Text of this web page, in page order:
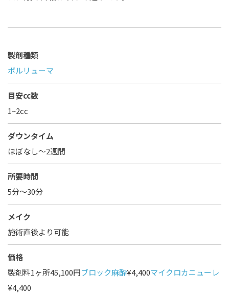
製剤種類
ボルリューマ
目安cc数
1~2cc
ダウンタイム
ほぼなし〜2週間
所要時間
5分～30分
メイク
施術直後より可能
価格
製剤料1ヶ所45,100円ブロック麻酔¥4,400マイクロカニューレ
¥4,400